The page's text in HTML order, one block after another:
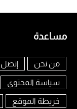
مساعدة
من نحن إتصل
سياسة المحتوى
خريطة الموقع